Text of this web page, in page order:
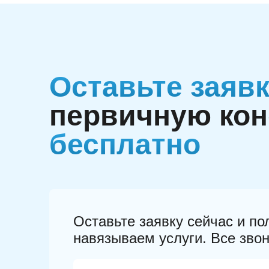
Оставьте
первичную
бесплатно
Оставьте заявку сейчас и
навязываем услуги. Все